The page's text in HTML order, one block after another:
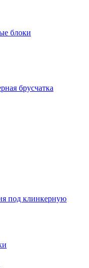
блоки
брусчатка
под клинкерную